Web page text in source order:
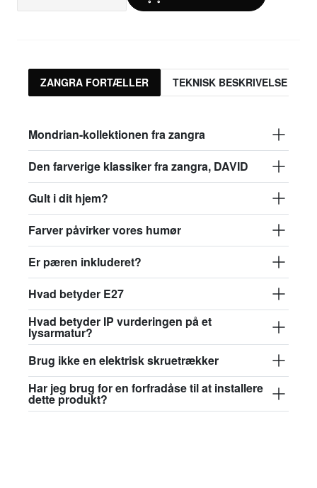
ZANGRA FORTÆLLER TEKNISK BESKRIVELSE
Mondrian-kollektionen fra zangra
Den farverige klassiker fra zangra, DAVID
Gult i dit hjem?
Farver påvirker vores humør
Er pæren inkluderet?
Hvad betyder E27
Hvad betyder IP vurderingen på et
lysarmatur?
Brug ikke en elektrisk skruetrækker
Har jeg brug for en forfradåse til at installere
dette produkt?